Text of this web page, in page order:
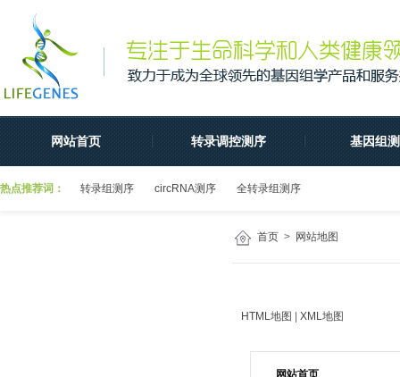
网站首页 转录调控测序 基因组
热点推荐词： 转录组测序 circRNA测序 全转录组测序
首页 > 网站地图
HTML地图 XML地图
网站首页